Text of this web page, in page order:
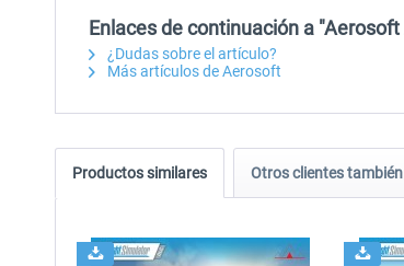
Enlaces de continuación a
¿Dudas sobre el artículo?
Más artículos de Aerosoft
Productos similares Otros clientes